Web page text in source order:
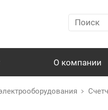
О компании